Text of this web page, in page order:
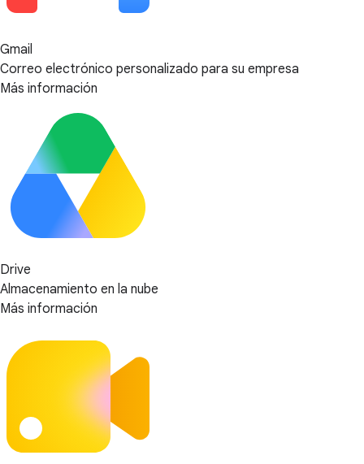
Gmail
Correo electrónico personalizado para su empresa
Más información
Drive
Almacenamiento en la nube
Más información